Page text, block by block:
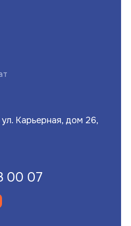
Карьерная, дом 26,
00 07